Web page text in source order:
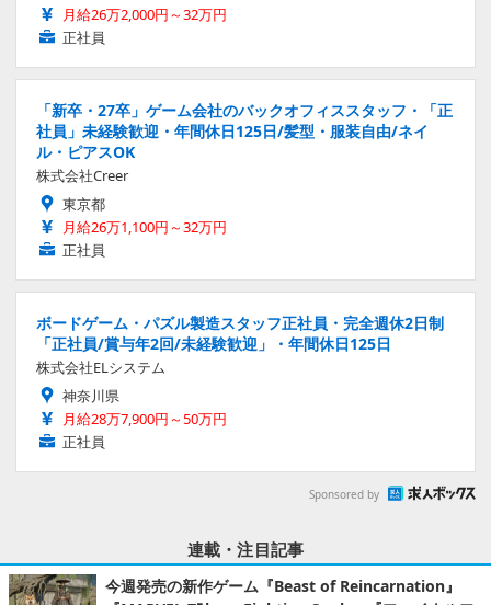
月給26万2,000円～32万円
正社員
「新卒・27卒」ゲーム会社のバックオフィススタッフ・「正
社員」未経験歓迎・年間休日125日/髪型・服装自由/ネイ
ル・ピアスOK
株式会社Creer
東京都
月給26万1,100円～32万円
正社員
ボードゲーム・パズル製造スタッフ正社員・完全週休2日制
「正社員/賞与年2回/未経験歓迎」・年間休日125日
株式会社ELシステム
神奈川県
月給28万7,900円～50万円
正社員
Sponsored by
連載・注目記事
今週発売の新作ゲーム『Beast of Reincarnation』